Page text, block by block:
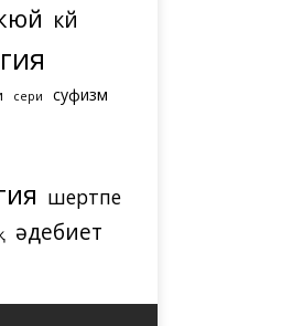
күй
сери
суфизм
шертпе
әдебиет